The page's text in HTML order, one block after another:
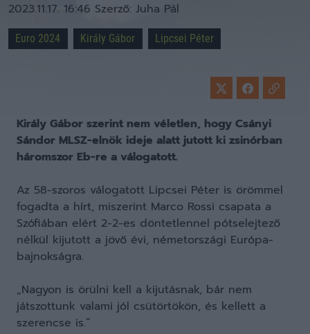
2023.11.17. 16:46 Szerző: Juha Pál
Euro 2024 Király Gábor Lipcsei Péter
Király Gábor szerint nem véletlen, hogy Csányi
Sándor MLSZ-elnök ideje alatt jutott ki zsinórban
háromszor Eb-re a válogatott.
Az 58-szoros válogatott Lipcsei Péter is örömmel
fogadta a hírt, miszerint Marco Rossi csapata a
Szófiában elért 2-2-es döntetlennel pótselejtező
nélkül kijutott a jövő évi, németországi Európa-
bajnokságra.
„Nagyon is örülni kell a kijutásnak, bár nem
játszottunk valami jól csütörtökön, és kellett a
szerencse is.”